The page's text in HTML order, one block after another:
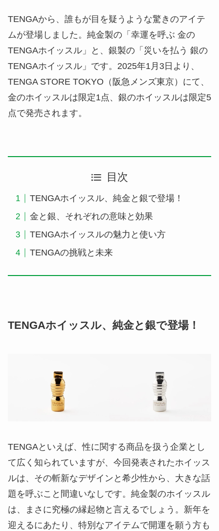
TENGAから、誰もが目を疑うような驚きのアイテ
ムが登場しました。純金製の「幸運を呼ぶ 金の
TENGAホイッスル」と、銀製の「災いを払う 銀の
TENGAホイッスル」です。2025年1月3日より、
TENGA STORE TOKYO（阪急メンズ東京）にて、
金のホイッスルは限定1点、銀のホイッスルは限定5
点で発売されます。
目次
TENGAホイッスル、純金と銀で登場！
金と銀、それぞれの意味と効果
TENGAホイッスルの魅力と使い方
TENGAの挑戦と未来
TENGAホイッスル、純金と銀で登場！
TENGAといえば、性に関する商品を扱う企業とし
て広く知られていますが、今回発表されたホイッス
ルは、その斬新なデザインと希少性から、大きな話
題を呼ぶこと間違いなしです。純金製のホイッスル
は、まさに究極の縁起物と言えるでしょう。新年を
迎えるにあたり、特別なアイテムで開運を願う方も